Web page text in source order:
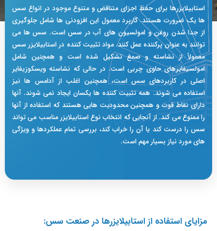
استابیلایزرها برای حفظ اجزای متناقض و متنوع موجود در انواع سس
ها یک ضرورت هستند. کاربرد معمول این افزودنی ها شامل جلوگیری
از جدا شدن روغن و امولسیون های آب در سس است. سس ها می
توانند به عنوان پرکننده عمل کنند. مواد تثبیت کننده در استابیلایزر سس
معمولاً از نشاسته و صمغ تشکیل شده است و همچنین شامل
امولسیفایرهای حاوی چربی است. در حالی که نشاسته ویسکوزیفایر
اصلی در کاربردهای سس است، همچنین اغلب از آدامس ها نیز
استفاده می شوند. همه تثبیت کننده ها یکسان ایجاد نمی شوند. آنها
دارای نقاط قوت و همچنین محدودیت هایی هستند که استفاده از آنها
را ممنوع می کند. از آنجایی که انتخاب نوع استابیلایزر مناسب می تواند
سس را درست کند یا آن را خراب کند، بررسی تمام عملکردها و ویژگی
های مورد نیاز بسیار مهم است.
مزایای استفاده از استابیلایزرها در صنعت سس: